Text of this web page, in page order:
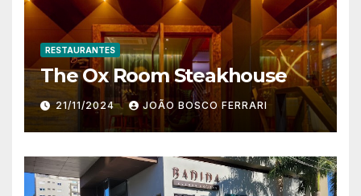
RESTAURANTES
The Ox Room Steakhouse
21/11/2024 JOÃO BOSCO FERRARI